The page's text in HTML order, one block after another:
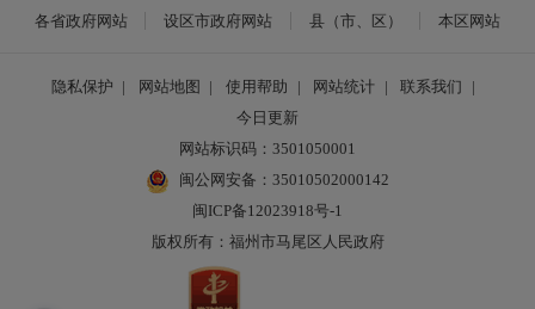
各省政府网站 设区市政府网站 县（市、区） 本区网站
隐私保护 | 网站地图 | 使用帮助 | 网站统计 | 联系我们
|
今日更新
网站标识码：3501050001
闽公网安备：35010502000142
闽ICP备12023918号-1
版权所有：福州市马尾区人民政府